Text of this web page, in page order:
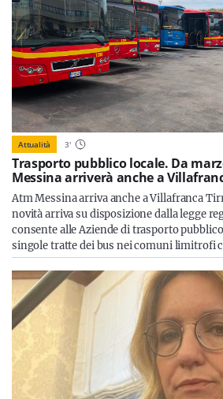
Attualità 3'
Trasporto pubblico locale. Da
Messina arriverà anche a
Atm Messina arriva anche a Villafranca
novità arriva su disposizione dalla legge
consente alle Aziende di trasporto
singole tratte dei bus nei comuni limitrofi